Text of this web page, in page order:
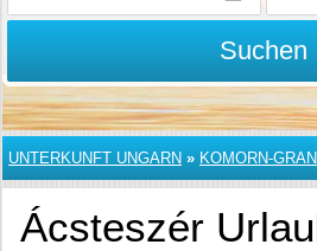
Suchen
UNTERKUNFT UNGARN » KOMORN-GRAN
Ácsteszér